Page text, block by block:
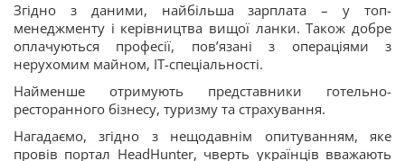
Згідно з даними, найбільша зарплата – у топ-
менеджменту і керівництва вищої ланки. Також добре
оплачуються професії, пов’язані з операціями з
нерухомим майном, IT-спеціальності.
Найменше отримують представники готельно-
ресторанного бізнесу, туризму та страхування.
Нагадаємо, згідно з нещодавнім опитуванням, яке
провів портал HeadHunter, чверть українців вважають